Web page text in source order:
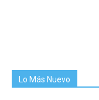
Lo Más Nuevo